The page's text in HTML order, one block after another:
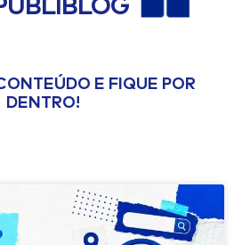
E FIQUE POR
DENTRO!